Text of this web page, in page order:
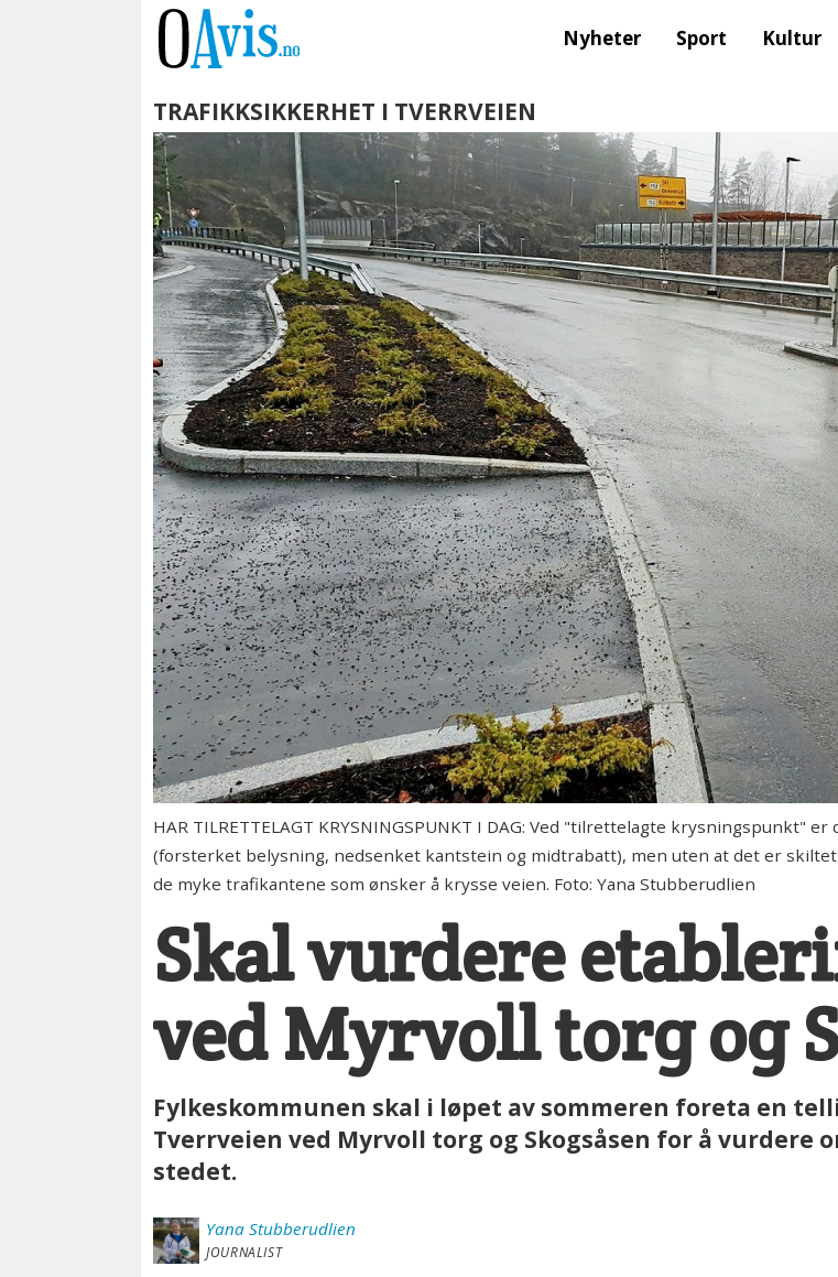
Nyheter Sport Kultur
TRAFIKKSIKKERHET I TVERRVEIEN
HAR TILRETTELAGT KRYSNINGSPUNKT I DAG: Ved "tilrettelagte
(forsterket belysning, nedsenket kantstein og midtrabatt), men uten at det er
de myke trafikantene som ønsker å krysse veien. Foto: Yana Stubberudlien
Skal vurdere
ved Myrvoll torg og
Fylkeskommunen skal i løpet av sommeren foreta en
Tverrveien ved Myrvoll torg og Skogsåsen for å vurdere
stedet.
Yana Stubberudlien
JOURNALIST